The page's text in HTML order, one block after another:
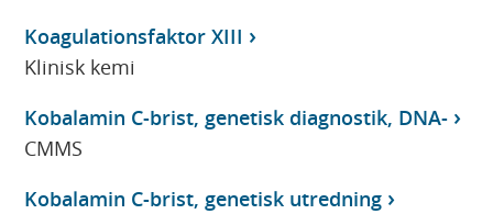
Koagulationsfaktor XIII
Klinisk kemi
Kobalamin C-brist, genetisk diagnostik, DNA-
CMMS
Kobalamin C-brist, genetisk utredning